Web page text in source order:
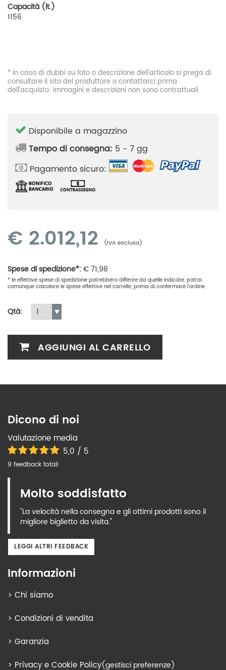
Capacità (lt.)
1156
* In caso di dubbi su foto o descrizione dell'articolo si prega di
consultare il sito del produttore o contattarci prima
dell'acquisto: immagini e descrizioni non sono contrattuali
Disponibile a magazzino
Tempo di consegna: 5 - 7 gg
Pagamento sicuro:
€ 2.012,12 (IVA esclusa)
Spese di spedizione*:€71,98
* le effettive spese di spedizione potrebbero differire da quelle indicate, potrai
comunque calcolare le spese effettive nel carrello, prima di confermare l'ordine
Qtà:
AGGIUNGI AL CARRELLO
Dicono di noi
Valutazione media
5,0 / 5
9 feedback totali
Molto soddisfatto
"La velocità nella consegna e gli ottimi prodotti sono il
migliore biglietto da visita."
LEGGI ALTRI FEEDBACK
Informazioni
> Chi siamo
> Condizioni di vendita
> Garanzia
> Privacy e Cookie Policy(gestisci preferenze)